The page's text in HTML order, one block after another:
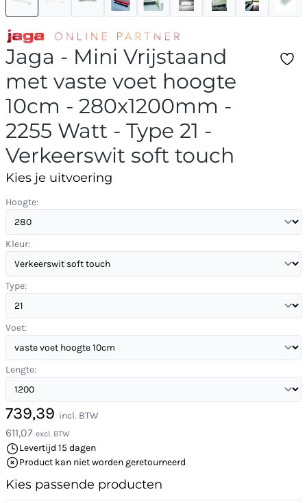
Jaga - Mini Vrijstaand
met vaste voet hoogte
10cm - 280x1200mm -
2255 Watt - Type 21 -
Verkeerswit soft touch
Kies je uitvoering
Hoogte:
Kleur:
Type:
Voet:
Lengte:
739,39 incl. BTW
611,07 excl. BTW
Levertijd 15 dagen
Product kan niet worden geretourneerd
Kies passende producten